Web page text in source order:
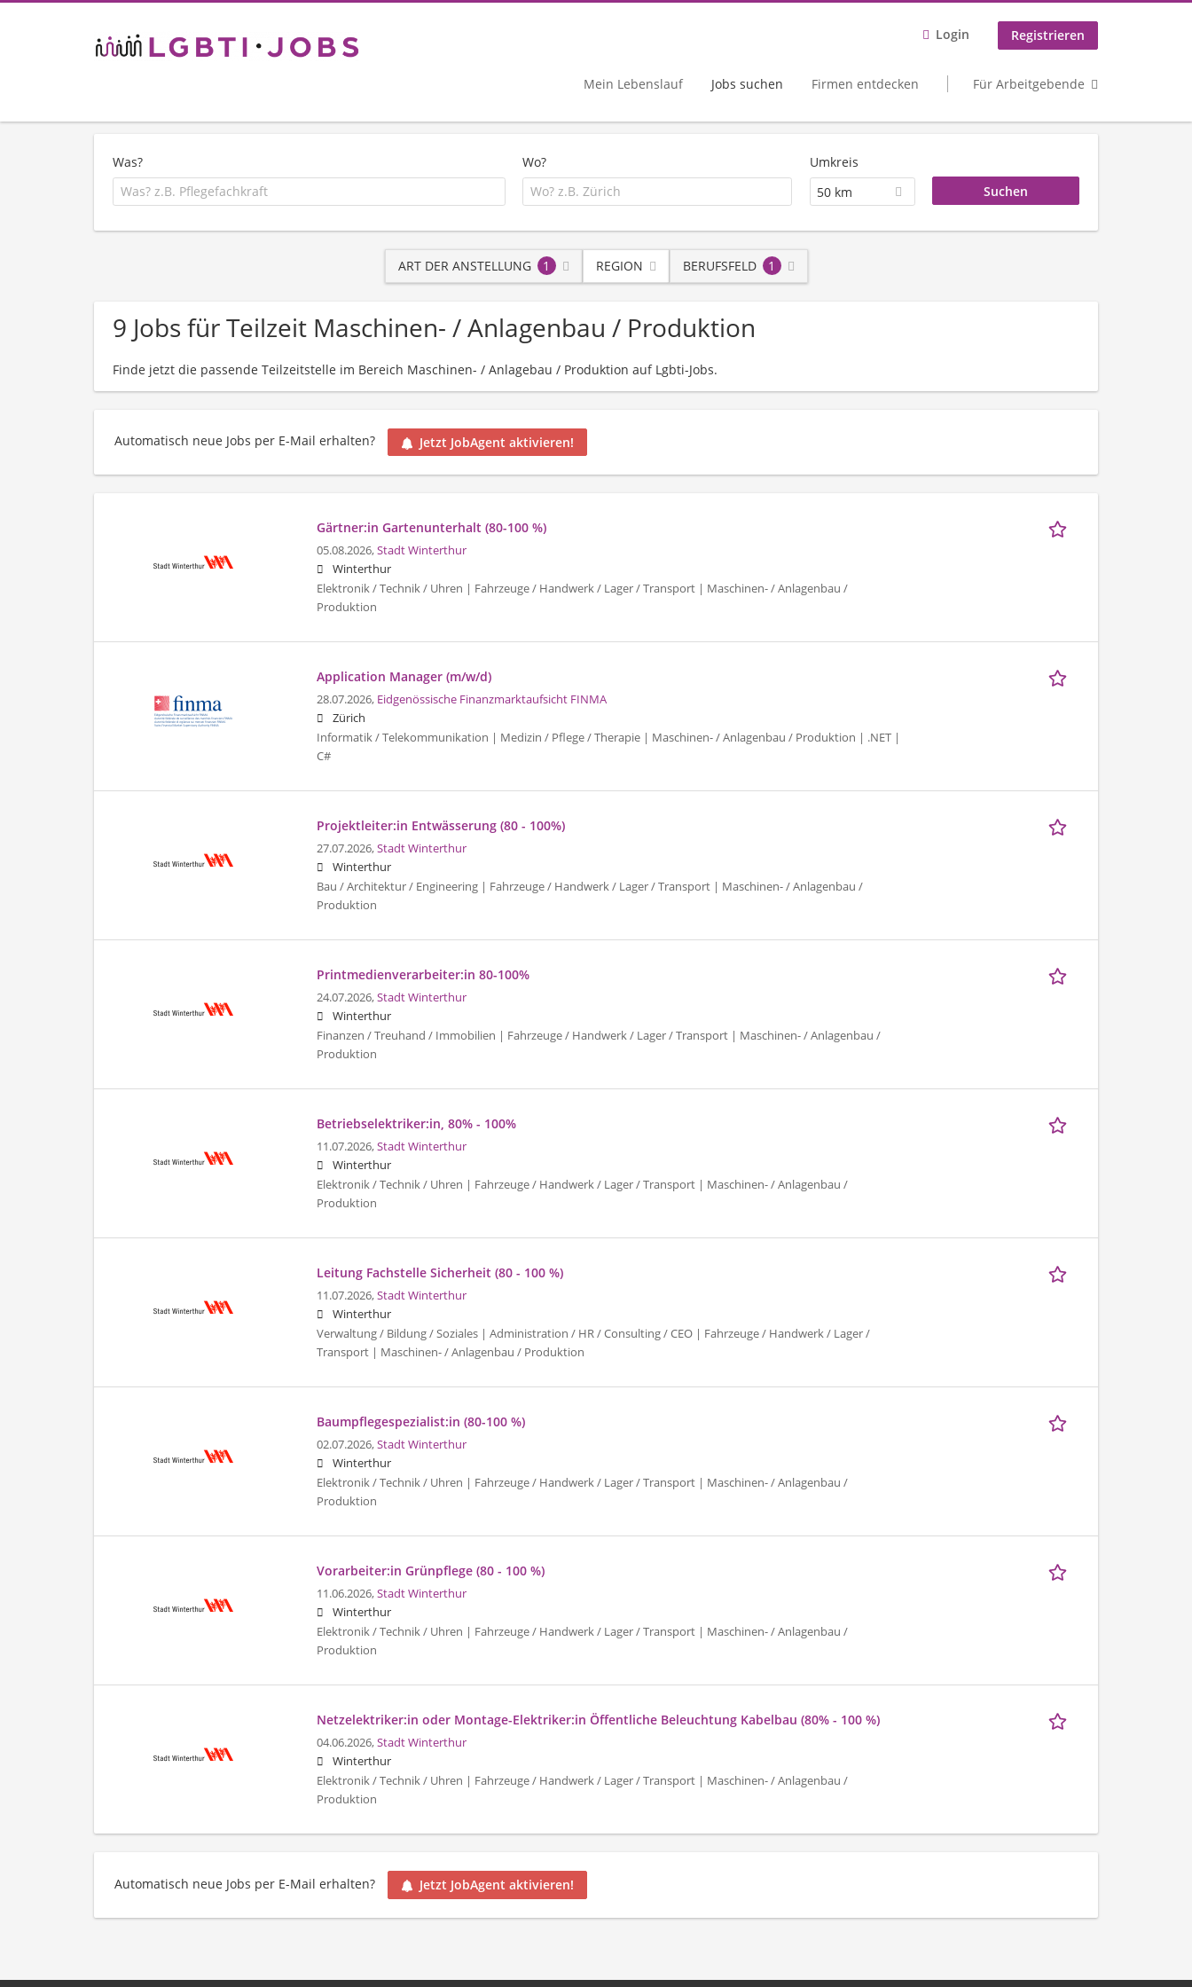
Login Registrieren
Mein Lebenslauf Jobs suchen Firmen entdecken Für Arbeitgebende
Was? Wo?
Umkreis
50 km
ART DER ANSTELLUNG 1 REGION BERUFSFELD 1
9 Jobs für Teilzeit Maschinen- / Anlagenbau / Produktion
Finde jetzt die passende Teilzeitstelle im Bereich Maschinen- / Anlagebau / Produktion auf Lgbti-Jobs.
Automatisch neue Jobs per E-Mail erhalten? Jetzt JobAgent aktivieren!
Gärtner:in Gartenunterhalt (80-100 %)
05.08.2026,Stadt Winterthur
Winterthur
Elektronik / Technik / Uhren | Fahrzeuge / Handwerk / Lager / Transport | Maschinen- / Anlagenbau /
Produktion
Application Manager (m/w/d)
28.07.2026, Eidgenössische Finanzmarktaufsicht FINMA
Zürich
Informatik / Telekommunikation | Medizin / Pflege / Therapie | Maschinen- / Anlagenbau / Produktion | .NET |
C#
Projektleiter:in Entwässerung (80 - 100%)
27.07.2026,Stadt Winterthur
Winterthur
Bau / Architektur / Engineering | Fahrzeuge / Handwerk / Lager / Transport | Maschinen- / Anlagenbau /
Produktion
Printmedienverarbeiter:in 80-100%
24.07.2026,Stadt Winterthur
Winterthur
Finanzen / Treuhand / Immobilien | Fahrzeuge / Handwerk / Lager / Transport | Maschinen- / Anlagenbau /
Produktion
Betriebselektriker:in, 80% - 100%
11.07.2026,Stadt Winterthur
Winterthur
Elektronik / Technik / Uhren | Fahrzeuge / Handwerk / Lager / Transport | Maschinen- / Anlagenbau /
Produktion
Leitung Fachstelle Sicherheit (80 - 100 %)
11.07.2026,Stadt Winterthur
Winterthur
Verwaltung / Bildung / Soziales | Administration / HR / Consulting / CEO | Fahrzeuge / Handwerk / Lager /
Transport | Maschinen- / Anlagenbau / Produktion
Baumpflegespezialist:in (80-100 %)
02.07.2026,Stadt Winterthur
Winterthur
Elektronik / Technik / Uhren | Fahrzeuge / Handwerk / Lager / Transport | Maschinen- / Anlagenbau /
Produktion
Vorarbeiter:in Grünpflege (80 - 100 %)
11.06.2026,Stadt Winterthur
Winterthur
Elektronik / Technik / Uhren | Fahrzeuge / Handwerk / Lager / Transport | Maschinen- / Anlagenbau /
Produktion
Netzelektriker:in oder Montage-Elektriker:in Öffentliche Beleuchtung Kabelbau (80% - 100 %)
04.06.2026,Stadt Winterthur
Winterthur
Elektronik / Technik / Uhren | Fahrzeuge / Handwerk / Lager / Transport | Maschinen- / Anlagenbau /
Produktion
Automatisch neue Jobs per E-Mail erhalten? Jetzt JobAgent aktivieren!